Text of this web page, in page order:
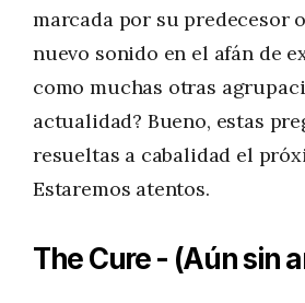
marcada por su predecesor
nuevo sonido en el afán de
como muchas otras
actualidad? Bueno, estas
resueltas a cabalidad el
Estaremos atentos.
The Cure - (Aún sin